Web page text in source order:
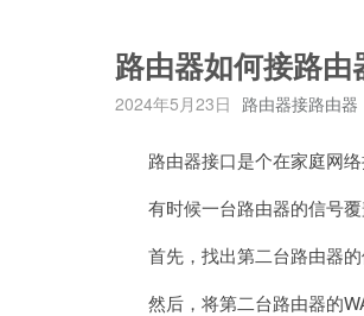
路由器如何接路由
2024年5月23日 路由器接路由器
路由器接口是个在家庭网络
有时候一台路由器的信号覆
首先，找出第二台路由器的
然后，将第二台路由器的